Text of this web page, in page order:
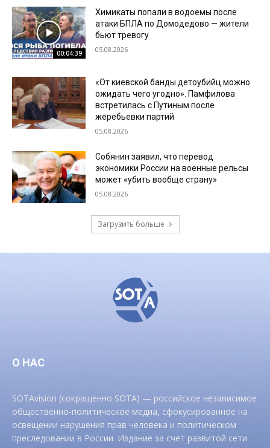
00:04:39
Химикаты попали в водоемы после
атаки БПЛА по Домодедово — жители
бьют тревогу
05.08.2026
«От киевской банды детоубийц можно
ожидать чего угодно». Памфилова
встретилась с Путиным после
жеребьевки партий
05.08.2026
Собянин заявил, что перевод
экономики России на военные рельсы
может «убить вообще страну»
05.08.2026
Загрузить больше
О НАС
SOTAvision (сокращенно SOTA) — российское независимое
общественно-политическое медиа, сфокусированное на
освещении нарушения прав человека и политическом
преследовании в России. Издание за счет развитой сети